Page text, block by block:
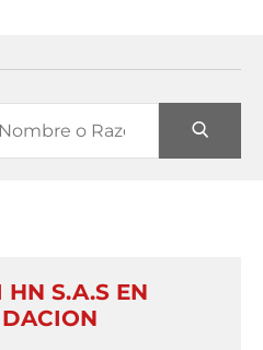
HN S.A.S EN